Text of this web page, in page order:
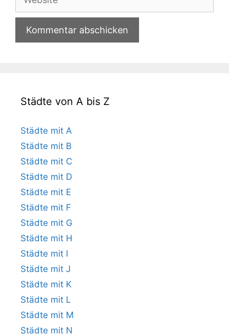
Städte von A bis Z
Städte mit A
Städte mit B
Städte mit C
Städte mit D
Städte mit E
Städte mit F
Städte mit G
Städte mit H
Städte mit I
Städte mit J
Städte mit K
Städte mit L
Städte mit M
Städte mit N